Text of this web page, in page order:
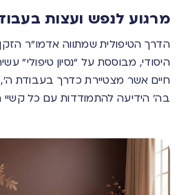
מרגוע לנפש ועצות
הדרך הטיפולית שמתווה אדמו”ר
היסודי, מבוססת על “נסיון טיפולי”
חיים אשר מצטיירת כדרך בעבודת
בה’ הידיעה להתמודדות עם כל